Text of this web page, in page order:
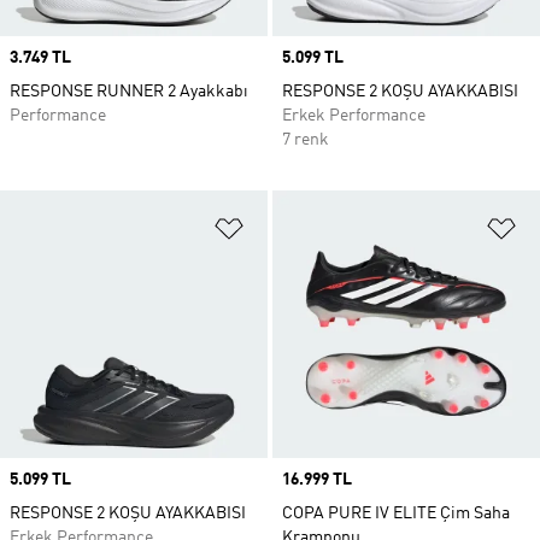
Price
3.749 TL
RESPONSE RUNNER 2 Ayakkabı
Performance
Price
5.099 TL
RESPONSE 2 KOŞU AYAKKABISI
Erkek Performance
7 renk
Price
5.099 TL
RESPONSE 2 KOŞU AYAKKABISI
Price
16.999 TL
COPA PURE IV ELITE Çim Saha